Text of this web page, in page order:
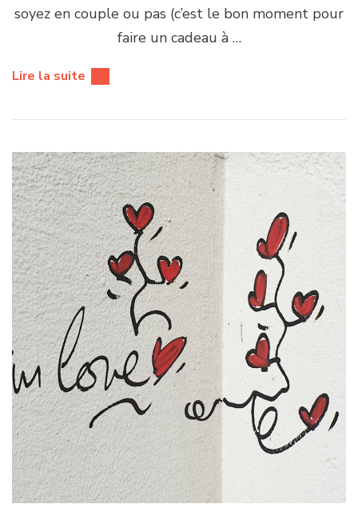
soyez en couple ou pas (c’est le bon moment pour
faire un cadeau à …
Lire la suite